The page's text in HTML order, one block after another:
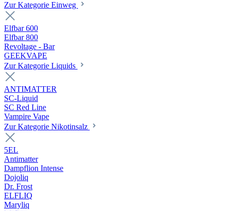
Zur Kategorie Einweg
Elfbar 600
Elfbar 800
Revoltage - Bar
GEEKVAPE
Zur Kategorie Liquids
ANTIMATTER
SC-Liquid
SC Red Line
Vampire Vape
Zur Kategorie Nikotinsalz
5EL
Antimatter
Dampflion Intense
Dojoliq
Dr. Frost
ELFLIQ
Maryliq